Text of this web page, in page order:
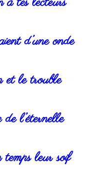
d’une onde
et le trouble
l’éternelle
leur soif